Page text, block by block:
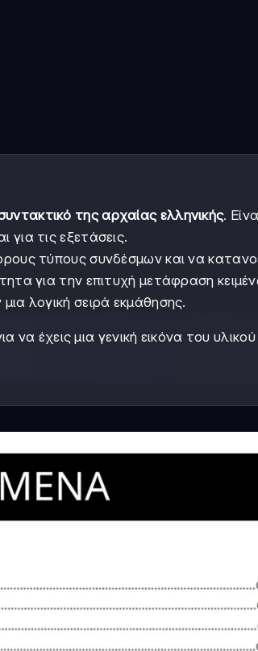
της αρχαίας ελληνικής.
τις εξετάσεις.
τύπους συνδέσμων και να
για την επιτυχή μετάφραση
λογική σειρά εκμάθησης.
έχεις μια γενική εικόνα του υλικού